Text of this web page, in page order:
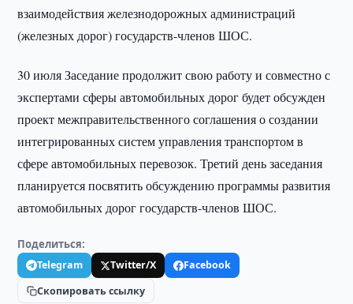
взаимодействия железнодорожных администраций
(железных дорог) государств-членов ШОС.
30 июля Заседание продолжит свою работу и совместно с
экспертами сферы автомобильных дорог будет обсужден
проект межправительственного соглашения о создании
интегрированных систем управления транспортом в
сфере автомобильных перевозок. Третий день заседания
планируется посвятить обсуждению программы развития
автомобильных дорог государств-членов ШОС.
Поделиться:
Telegram Twitter/X
Facebook
Скопировать ссылку